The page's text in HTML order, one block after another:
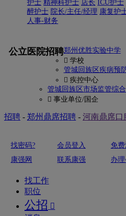
护士 精神科护士 店长 ICU护士
醉护士 院长/主任/经理 康复护
人事-财务
公立医院招聘郑州优胜实验中学
 学校
管城回族区疾病预
 疾控中心
管城回族区市场监管综
 事业单位/国企
招聘 - 郑州鼎席招聘 - 河南鼎席口
找密码? 会员登入 免
康强网
联系康强 办
找工作
职位
公招 